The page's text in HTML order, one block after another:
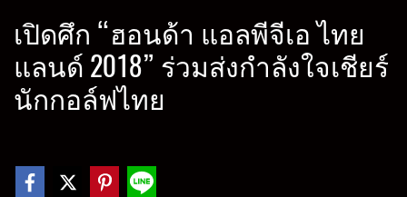
เปิดศึก “ฮอนด้า แอลพีจีเอ ไทย
แลนด์ 2018” ร่วมส่งกำลังใจเชียร์
นักกอล์ฟไทย